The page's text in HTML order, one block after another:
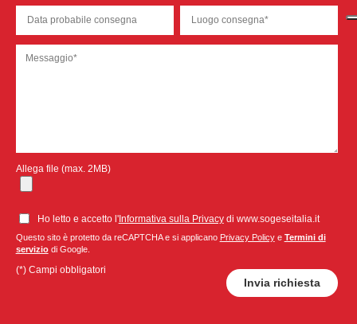
Allega file (max. 2MB)
Ho letto e accetto l'Informativa sulla Privacydi www.sogeseitalia.it
Questo sito è protetto da reCAPTCHA e si applicano Privacy Policye Termini di
serviziodi Google.
(*) Campi obbligatori